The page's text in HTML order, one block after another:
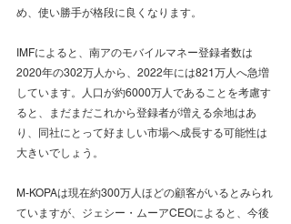
め、使い勝手が格段に良くなります。
IMFによると、南アのモバイルマネー登録者数は
2020年の302万人から、2022年には821万人へ急増
しています。人口が約6000万人であることを考慮す
ると、まだまだこれから登録者が増える余地はあ
り、同社にとって好ましい市場へ成長する可能性は
大きいでしょう。
M-KOPAは現在約300万人ほどの顧客がいるとみられ
ていますが、ジェシー・ムーアCEOによると、今後